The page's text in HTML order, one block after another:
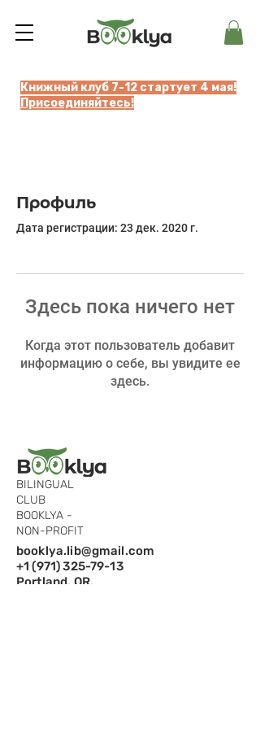
Книжный клуб 7-12 стартует 4 мая!
Присоединяйтесь!
Профиль
Дата регистрации: 23 дек. 2020 г.
Здесь пока ничего нет
Когда этот пользователь добавит
информацию о себе, вы увидите ее
здесь.
BILINGUAL
CLUB
BOOKLYA -
NON-PROFIT
booklya.lib@gmail.com
+1 (971) 325-79-13
Portland, OR,